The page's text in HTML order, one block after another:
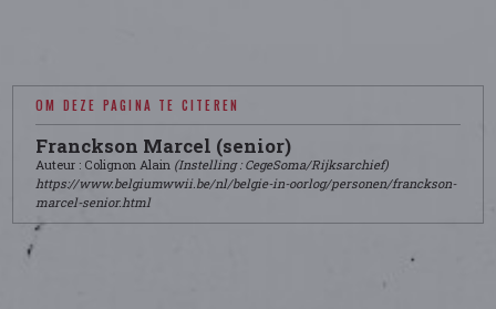
OM DEZE PAGINA TE CITEREN
Franckson Marcel (senior)
Auteur : Colignon Alain (Instelling : CegeSoma/Rijksarchief)
https://www.belgiumwwii.be/nl/belgie-in-oorlog/personen/franckson-
marcel-senior.html